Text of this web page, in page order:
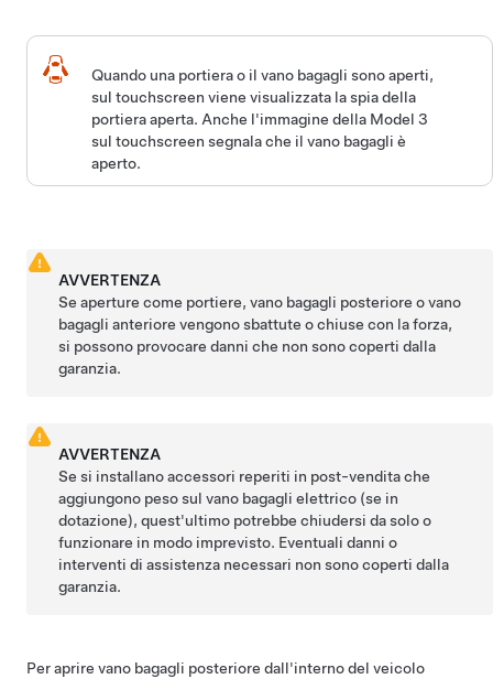
Quando una portiera o il vano bagagli sono aperti,
sul touchscreen viene visualizzata la spia della
portiera aperta. Anche l'immagine della Model 3
sul touchscreen segnala che il vano bagagli è
aperto.
AVVERTENZA
Se aperture come portiere,vano bagagli posteriore o vano
bagagli anteriore vengono sbattute o chiuse con la forza,
si possono provocare danni che non sono coperti dalla
garanzia.
AVVERTENZA
Se si installano accessori reperiti in post-vendita che
aggiungono peso sulvano bagagli elettrico (se in
dotazione), quest'ultimo potrebbe chiudersi da solo o
funzionare in modo imprevisto. Eventuali danni o
interventi di assistenza necessari non sono coperti dalla
garanzia.
Per aprire vano bagagli posteriore dall'interno del veicolo